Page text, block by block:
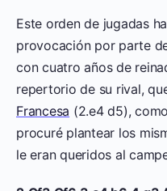
Este orden de jugadas
provocación por parte
con cuatro años de
repertorio de su rival,
Francesa (2.e4 d5),
procuré plantear los
le eran queridos al